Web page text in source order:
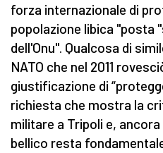
forza internazionale di
popolazione libica "posta
dell'Onu". Qualcosa di
NATO che nel 2011
giustificazione di
richiesta che mostra la
militare a Tripoli e,
bellico resta